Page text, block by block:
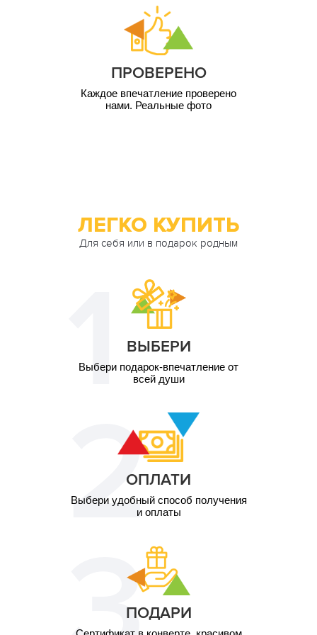
грн
5 000
грн
10 000
грн
ПРОВЕРЕНО
Каждое впечатление проверено
нами. Реальные фото
ЛЕГКО КУПИТЬ
Для себя или в подарок родным
ВЫБЕРИ
Выбери подарок-впечатление от
всей души
ОПЛАТИ
Выбери удобный способ получения
и оплаты
ПОДАРИ